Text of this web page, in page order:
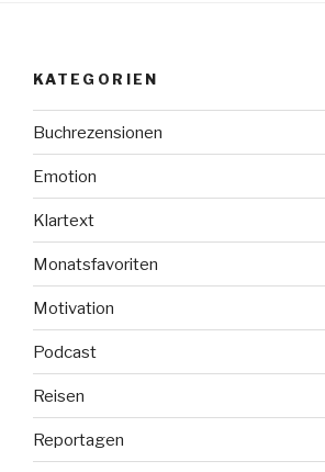
KATEGORIEN
Buchrezensionen
Emotion
Klartext
Monatsfavoriten
Motivation
Podcast
Reisen
Reportagen